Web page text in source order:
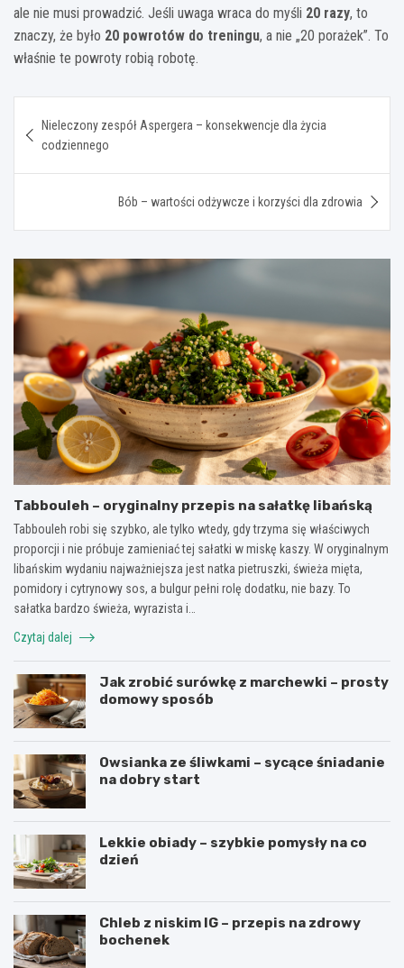
ale nie musi prowadzić. Jeśli uwaga wraca do myśli 20 razy, to
znaczy, że było 20 powrotów do treningu, a nie „20 porażek”. To
właśnie te powroty robią robotę.
wpisu
Nieleczony zespół Aspergera – konsekwencje dla życia
codziennego
Bób – wartości odżywcze i korzyści dla zdrowia
Tabbouleh – oryginalny przepis na sałatkę libańską
Tabbouleh robi się szybko, ale tylko wtedy, gdy trzyma się właściwych
proporcji i nie próbuje zamieniać tej sałatki w miskę kaszy. W oryginalnym
libańskim wydaniu najważniejsza jest natka pietruszki, świeża mięta,
pomidory i cytrynowy sos, a bulgur pełni rolę dodatku, nie bazy. To
sałatka bardzo świeża, wyrazista i…
Czytaj dalej
Jak zrobić surówkę z marchewki – prosty
domowy sposób
Owsianka ze śliwkami – sycące śniadanie
na dobry start
Lekkie obiady – szybkie pomysły na co
dzień
Chleb z niskim IG – przepis na zdrowy
bochenek